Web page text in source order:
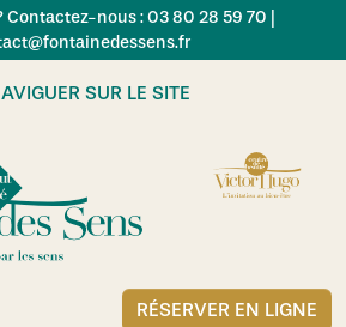
Contactez-nous : 03 80 28 59 70 |
SUR LE SITE
RÉSERVER EN LIGNE